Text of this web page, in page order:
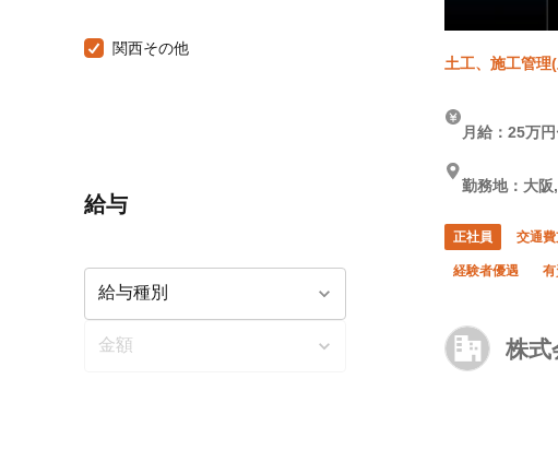
関西その他
給与
土工、施工管理
株式
月給：25万
勤務地：大
正社員 交通
経験者優遇